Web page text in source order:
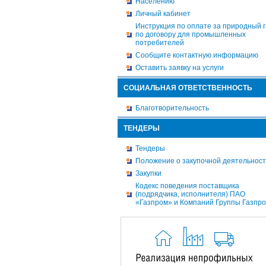
Личный кабинет
Инструкция по оплате за природный
по договору для промышленных
потребителей
Сообщите контактную информацию
Оставить заявку на услуги
СОЦИАЛЬНАЯ ОТВЕТСТВЕННОСТЬ
Благотворительность
ТЕНДЕРЫ
Тендеры
Положение о закупочной
Закупки
Кодекс поведения поставщика
(подрядчика, исполнителя) ПАО
«Газпром» и Компаний Группы